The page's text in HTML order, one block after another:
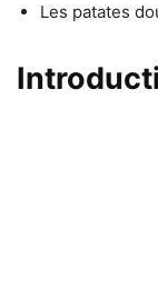
Les patates